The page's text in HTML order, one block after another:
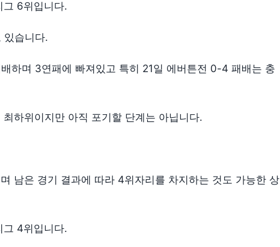
6위입니다.
있습니다.
하며 3연패에 빠져있고 특히 21일 에버튼전 0-4 패배는 충
하위이지만 아직 포기할 단계는 아닙니다.
남은 경기 결과에 따라 4위자리를 차지하는 것도 가능한 상
4위입니다.